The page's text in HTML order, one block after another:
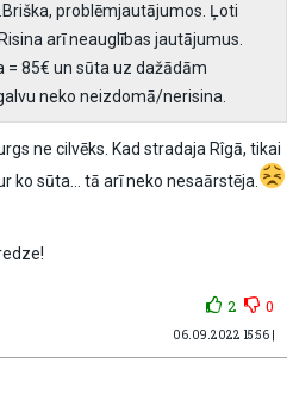
problēmjautājumos. Ļoti
arī neauglības jautājumus.
= 85€ un sūta uz dažādām
neko neizdomā/nerisina.
ne cilvēks. Kad stradaja Rîgā, tikai
ko sūta… tā arī neko nesaārstēja.
2 0
06.09.2022 15:56 |